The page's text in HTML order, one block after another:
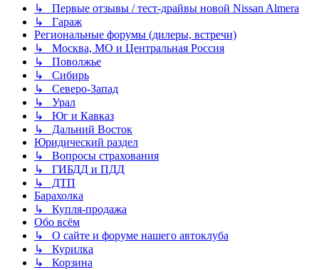
↳ Первые отзывы / тест-драйвы новой Nissan Almera
↳ Гараж
Региональные форумы (дилеры, встречи)
↳ Москва, МО и Центральная Россия
↳ Поволжье
↳ Сибирь
↳ Северо-Запад
↳ Урал
↳ Юг и Кавказ
↳ Дальний Восток
Юридический раздел
↳ Вопросы страхования
↳ ГИБДД и ПДД
↳ ДТП
Барахолка
↳ Купля-продажа
Обо всём
↳ О сайте и форуме нашего автоклуба
↳ Курилка
↳ Корзина